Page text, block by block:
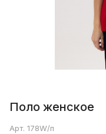
Поло женскoe
Арт. 178W/п